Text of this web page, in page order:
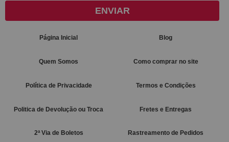
ENVIAR
Página Inicial Blog
Quem Somos Como comprar no site
Política de Privacidade Termos e Condições
Politica de Devolução ou Troca Fretes e Entregas
2ª Via de Boletos Rastreamento de Pedidos